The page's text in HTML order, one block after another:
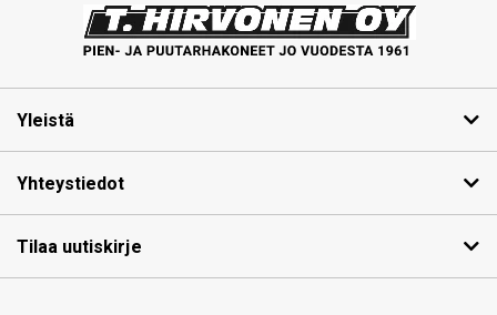
Yleistä
Yhteystiedot
Tilaa uutiskirje